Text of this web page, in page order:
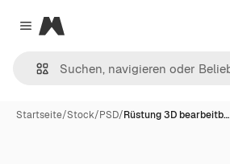
Close menu
Magnific
Startseite/Stock/PSD/Rüstung 3D bearbeitb…